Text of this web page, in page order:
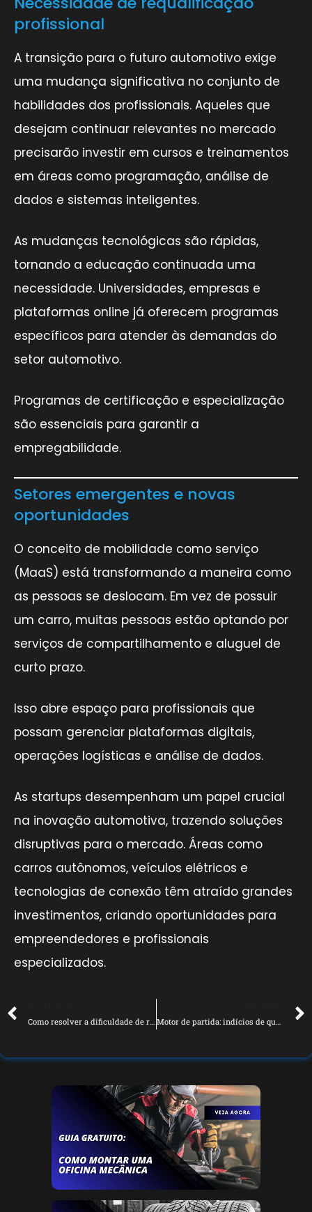
profissional
A transição para o futuro automotivo exige
uma mudança significativa no conjunto de
habilidades dos profissionais. Aqueles que
desejam continuar relevantes no mercado
precisarão investir em cursos e treinamentos
em áreas como programação, análise de
dados e sistemas inteligentes.
As mudanças tecnológicas são rápidas,
tornando a educação continuada uma
necessidade. Universidades, empresas e
plataformas online já oferecem programas
específicos para atender às demandas do
setor automotivo.
Programas de certificação e especialização
são essenciais para garantir a
empregabilidade.
Setores emergentes e novas
oportunidades
O conceito de mobilidade como serviço
(MaaS) está transformando a maneira como
as pessoas se deslocam. Em vez de possuir
um carro, muitas pessoas estão optando por
serviços de compartilhamento e aluguel de
curto prazo.
Isso abre espaço para profissionais que
possam gerenciar plataformas digitais,
operações logísticas e análise de dados.
As startups desempenham um papel crucial
na inovação automotiva, trazendo soluções
disruptivas para o mercado. Áreas como
carros autônomos, veículos elétricos e
tecnologias de conexão têm atraído grandes
investimentos, criando oportunidades para
empreendedores e profissionais
especializados.